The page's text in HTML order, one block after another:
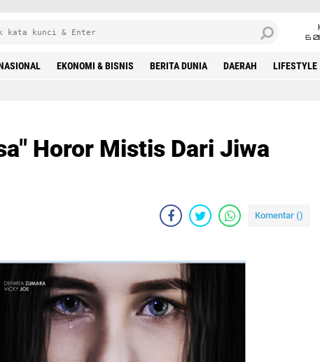
6
EKONOMI & BISNIS BERITA DUNIA DAERAH LIFESTYLE
Horor Mistis Dari Jiwa
Komentar ()